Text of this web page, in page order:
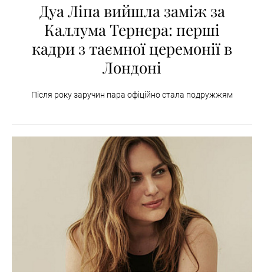
Дуа Ліпа вийшла заміж за
Каллума Тернера: перші
кадри з таємної церемонії в
Лондоні
Після року заручин пара офіційно стала подружжям